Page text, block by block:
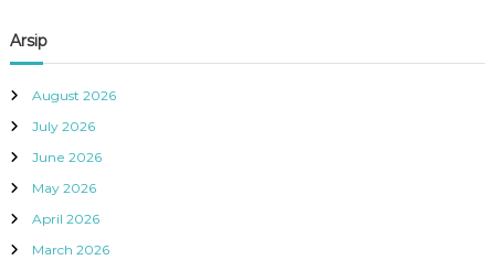
Arsip
August 2026
July 2026
June 2026
May 2026
April 2026
March 2026